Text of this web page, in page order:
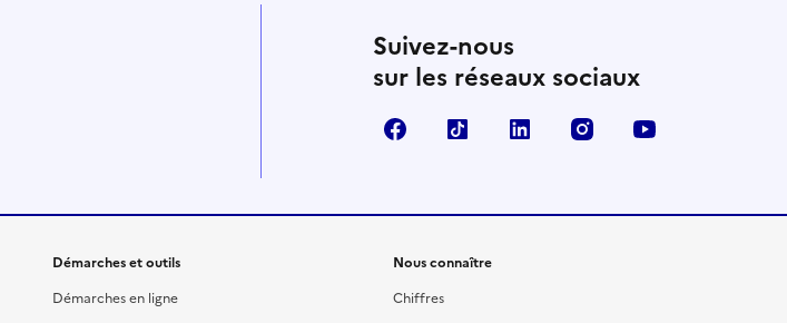
Suivez-nous
sur les réseaux sociaux
FacebookTikTok LinkedIn Instagram
Démarches et outils
Démarches en ligne
Nous connaître
Chiffres